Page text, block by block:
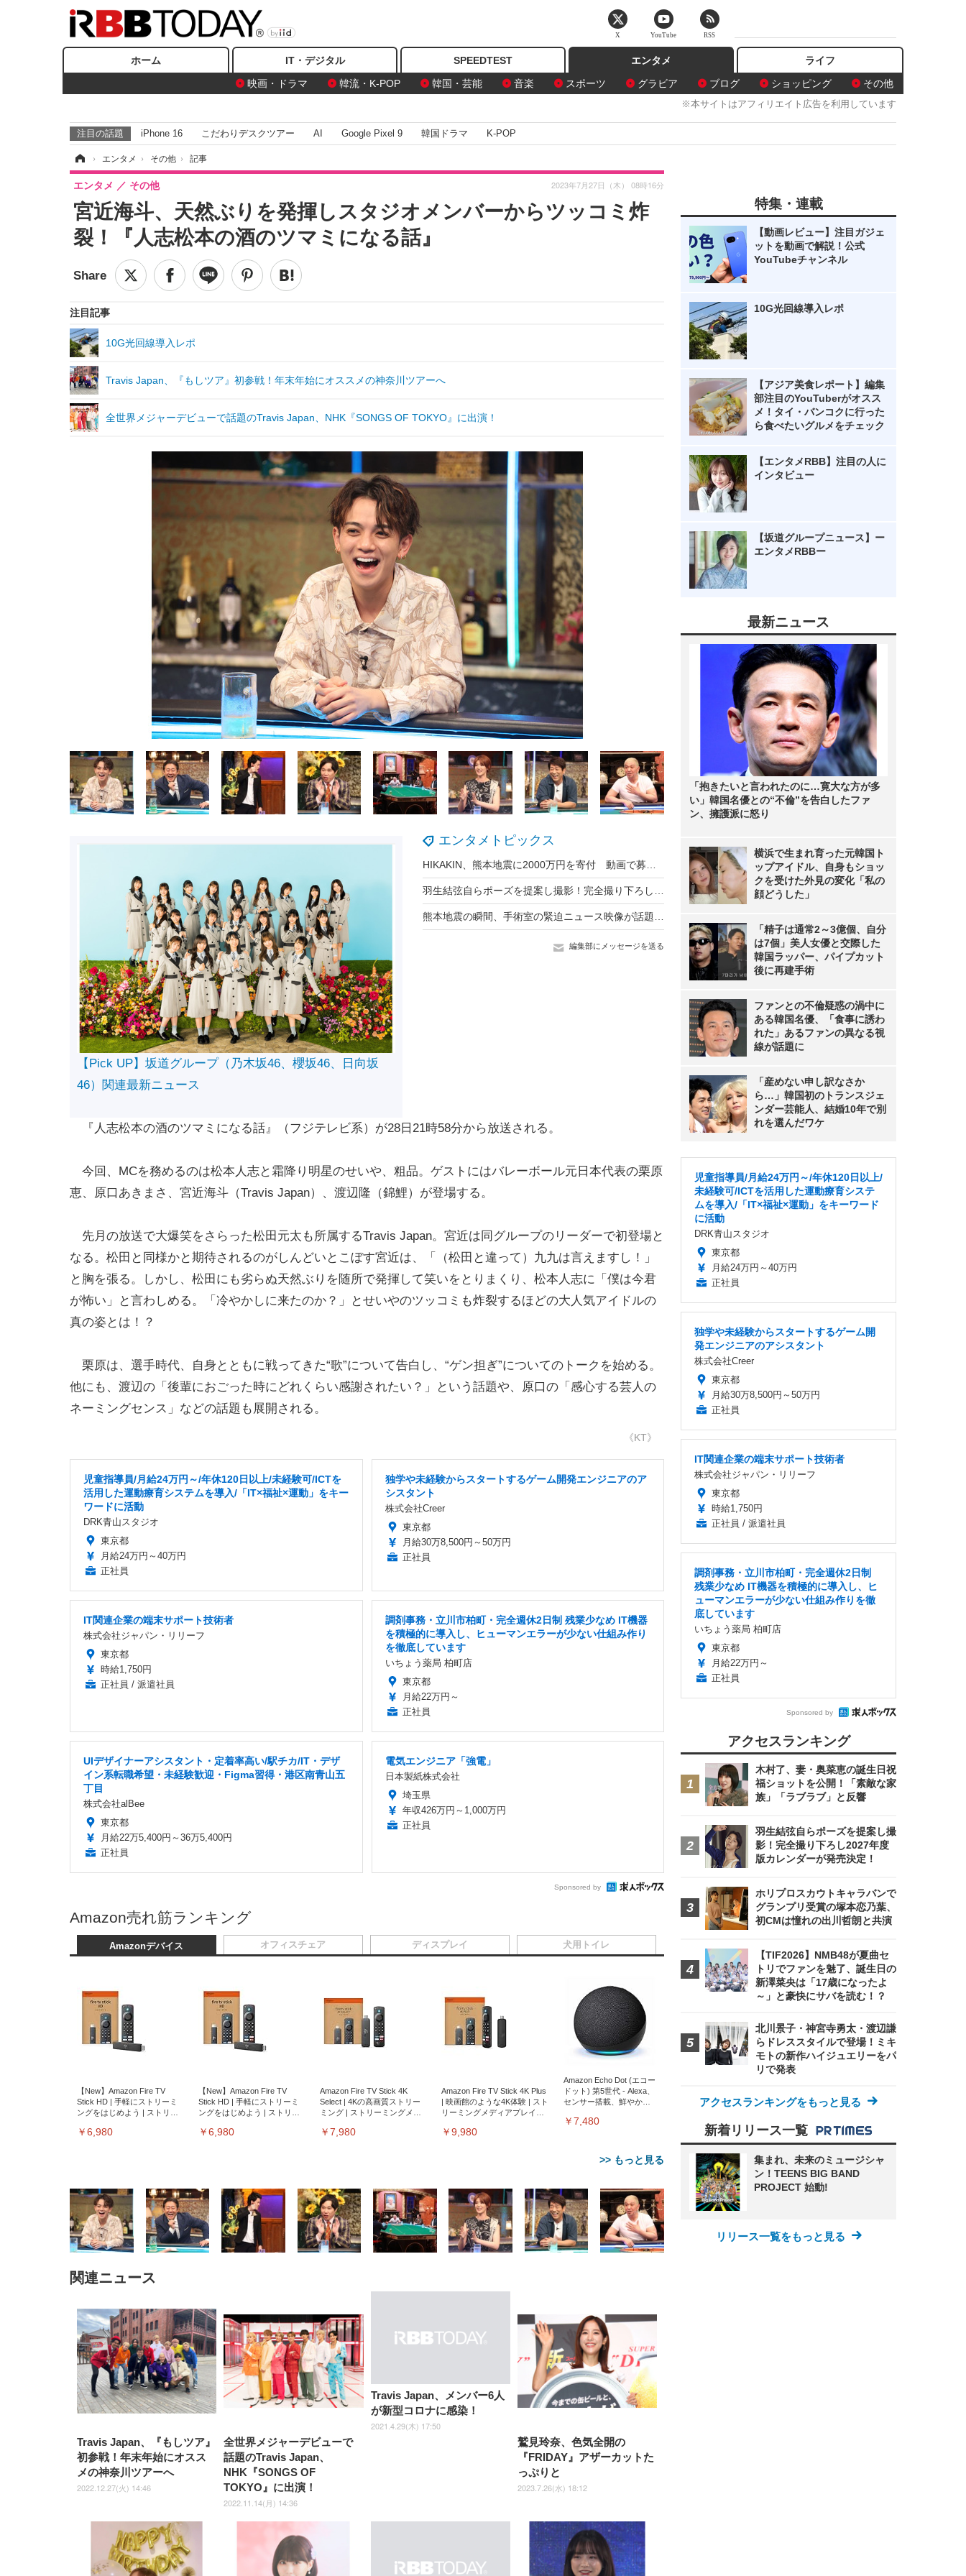
ホーム IT・デジタル SPEEDTEST
エンタメ
映画・ドラマ
韓流・K-POP 韓国・芸能 音楽 スポーツ グラビア ブログ ショッピング その他
ライフ
※本サイトはアフィリエイト広告を利用しています
注目の話題 iPhone 16 こだわりデスクツアー AI Google Pixel 9 韓国ドラマ K-POP
› エンタメ › その他 › 記事
宮近海斗、天然ぶりを発揮しスタジオメンバーからツッコミ炸
裂！『人志松本の酒のツマミになる話』
エンタメ その他 2023年7月27日（木） 08時16分
注目記事
10G光回線導入レポ
Travis Japan、『もしツア』初参戦！年末年始にオススメの神奈川ツアーへ
全世界メジャーデビューで話題のTravis Japan、NHK『SONGS OF TOKYO』に出演！
エンタメトピックス
編集部にメッセージを送る
【Pick UP】坂道グループ（乃木坂46、櫻坂46、日向坂
46）関連最新ニュース
『人志松本の酒のツマミになる話』（フジテレビ系）が28日21時58分から放送される。
今回、MCを務めるのは松本人志と霜降り明星のせいや、粗品。ゲストにはバレーボール元日本代表の栗原
恵、原口あきまさ、宮近海斗（Travis Japan）、渡辺隆（錦鯉）が登場する。
先月の放送で大爆笑をさらった松田元太も所属するTravis Japan。宮近は同グループのリーダーで初登場と
なる。松田と同様かと期待されるのがしんどいとこぼす宮近は、「（松田と違って）九九は言えますし！」
と胸を張る。しかし、松田にも劣らぬ天然ぶりを随所で発揮して笑いをとりまくり、松本人志に「僕は今君
が怖い」と言わしめる。「冷やかしに来たのか？」とせいやのツッコミも炸裂するほどの大人気アイドルの
真の姿とは！？
栗原は、選手時代、自身とともに戦ってきた“歌”について告白し、“ゲン担ぎ”についてのトークを始める。
他にも、渡辺の「後輩におごった時にどれくらい感謝されたい？」という話題や、原口の「感心する芸人の
ネーミングセンス」などの話題も展開される。
《KT》
児童指導員/月給24万円～/年休120日以上/未経験可/ICTを
活用した運動療育システムを導入/「IT×福祉×運動」をキー
ワードに活動
DRK青山スタジオ
東京都
月給24万円～40万円
正社員
独学や未経験からスタートするゲーム開発エンジニアのア
シスタント
株式会社Creer
東京都
月給30万8,500円～50万円
正社員
IT関連企業の端末サポート技術者
株式会社ジャパン・リリーフ
東京都
時給1,750円
正社員 / 派遣社員
調剤事務・立川市柏町・完全週休2日制 残業少なめ IT機器
を積極的に導入し、ヒューマンエラーが少ない仕組み作り
を徹底しています
いちょう薬局 柏町店
東京都
月給22万円～
正社員
UIデザイナーアシスタント・定着率高い/駅チカ/IT・デザ
イン系転職希望・未経験歓迎・Figma習得・港区南青山五
丁目
株式会社alBee
東京都
月給22万5,400円～36万5,400円
正社員
電気エンジニア「強電」
日本製紙株式会社
埼玉県
年収426万円～1,000万円
正社員
Sponsored by
Amazon売れ筋ランキング
Amazonデバイス
【New】Amazon Fire TV
Stick HD | 手軽にストリーミ
ングをはじめよう | ストリー
￥6,980
【New】Amazon Fire TV
Stick HD | 手軽にストリーミ
ングをはじめよう | ストリー
￥6,980
Amazon Fire TV Stick 4K
Select | 4Kの高画質ストリー
ミング | ストリーミングメデ
￥7,980
Amazon Fire TV Stick 4K Plus
| 映画館のような4K体験 | スト
リーミングメディアプレイヤ
￥9,980
Amazon Echo Dot (エコー
ドット) 第5世代 - Alexa、
センサー搭載、鮮やかな
￥7,480
>> もっと見る
オフィスチェア
子 テレワーク 疲れない 跳ね
上げ式アームレスト コンパク
ト 約105度ロッキング pc 事務
椅子 360度回転 座面昇降 強化
ナイロン樹脂ベース 通気性メ
ッシュ 在宅ワーク H-
WY01(黒網+黒枠+黒足)
￥5,699
／デスクチェア メッシュチェ
ア 人間工学 疲れない ブラッ
ク
￥27,999
チェア 疲れない テレワーク
チェア 強化バックレスト 30
度ロッキング機能 人間工学 椅
子 腰サポート 90度跳ね上げ
式アームレスト 3Dヘッドレス
ト ハンガー付き 高反発クッシ
ョン PCチェア 通気性メッシ
ュ ゲーミング/勉強/事務用 お
しゃれ パソコンチェア (ブラ
ック)
￥7,680
チェア 疲れない テレワーク
チェア 強化バックレスト 30度
ロッキング機能 人間工学 椅子
腰サポート 90度跳ね上げ式ア
ームレスト 3Dヘッドレスト
ハンガー付き 高反発クッショ
ン PCチェア 通気性メッシュ
ゲーミング/勉強/事務用 おし
ゃれ パソコンチェア (ホワイ
ト)
￥7,680
ッシュ 通気性 ランバーサ
ポート付き 腰サポート ガ
ス圧無段階昇降 360度回
転 キャスター付き コンパ
クト 幅52×奥行58.5×高さ
84～96cm テレワーク 在
宅勤務 ブラック
￥4,139
ディスプレイ
EV3240X-WT | 31.5型4K
UHD・USB Type-C・ホワイ
ト
￥105,595
EV2740X-WT | 27.0型4K
UHD・USB Type-C・ホワイ
ト
￥109,572
ク付き（CFI-ZDM1J）
￥49,979
【整備済み品】Dell
沢 HDMI/DisplayPort/VGA
スピーカー内蔵 高さ調整 ス
￥15,800
Gaming Monitor 24” Essential ゲ
ーミングモニター QD 24.5インチ
1ms FHD 量子ドット 残像低減 (3
年保証 | 輝点保証 | 日本メーカー)
￥34,980
犬用トイレ
ーツ 薄型 レギュラー 1回使い
捨て 無香料 ホワイト 300枚
￥3,373
ーツ 厚型 ワイド 42枚x2袋(84
枚) ホワイト(吸収面:ライトブ
ルー)
￥3,234
ツ L 中型犬用 26枚入り 単品
￥1,800
ック) 【Amazon.co.jp限定】
Smart Basic アイリスオーヤマ
ペットシーツ 超厚型 お徳用
ワイド 100枚入 (x 1) (ケース
￥3,670
ュラー 200枚入
【Amazon.co.jp限定】
￥3,731
関連ニュース
Travis Japan、『もしツア』
初参戦！年末年始にオスス
メの神奈川ツアーへ
2022.12.27(火) 14:46
全世界メジャーデビューで
話題のTravis Japan、
NHK『SONGS OF
TOKYO』に出演！
2022.11.14(月) 14:36
Travis Japan、メンバー6人
が新型コロナに感染！
2021.4.29(木) 17:50
鷲見玲奈、色気全開の
『FRIDAY』アザーカットた
っぷりと
2023.7.26(水) 18:12
特集・連載
【動画レビュー】注目ガジェ
ットを動画で解説！公式
YouTubeチャンネル
10G光回線導入レポ
【アジア美食レポート】編集
部注目のYouTuberがオスス
メ！タイ・バンコクに行った
ら食べたいグルメをチェック
【エンタメRBB】注目の人に
インタビュー
【坂道グループニュース】ー
エンタメRBBー
最新ニュース
「抱きたいと言われたのに…寛大な方が多
い」韓国名優との“不倫”を告白したファ
ン、擁護派に怒り
横浜で生まれ育った元韓国ト
ップアイドル、自身もショッ
クを受けた外見の変化「私の
顔どうした」
「精子は通常2～3億個、自分
は7個」美人女優と交際した
韓国ラッパー、パイプカット
後に再建手術
ファンとの不倫疑惑の渦中に
ある韓国名優、「食事に誘わ
れた」あるファンの異なる視
線が話題に
「産めない申し訳なさか
ら…」韓国初のトランスジェ
ンダー芸能人、結婚10年で別
れを選んだワケ
児童指導員/月給24万円～/年休120日以上/
未経験可/ICTを活用した運動療育システ
ムを導入/「IT×福祉×運動」をキーワード
に活動
DRK青山スタジオ
東京都
月給24万円～40万円
正社員
独学や未経験からスタートするゲーム開
発エンジニアのアシスタント
株式会社Creer
東京都
月給30万8,500円～50万円
正社員
IT関連企業の端末サポート技術者
株式会社ジャパン・リリーフ
東京都
時給1,750円
正社員 / 派遣社員
調剤事務・立川市柏町・完全週休2日制
残業少なめ IT機器を積極的に導入し、ヒ
ューマンエラーが少ない仕組み作りを徹
底しています
いちょう薬局 柏町店
東京都
月給22万円～
正社員
Sponsored by
アクセスランキング
木村了、妻・奥菜恵の誕生日祝
福ショットを公開！「素敵な家
族」「ラブラブ」と反響
羽生結弦自らポーズを提案し撮
影！完全撮り下ろし2027年度
版カレンダーが発売決定！
ホリプロスカウトキャラバンで
グランプリ受賞の塚本恋乃葉、
初CMは憧れの出川哲朗と共演
【TIF2026】NMB48が夏曲セ
トリでファンを魅了、誕生日の
新澤菜央は「17歳になったよ
～」と豪快にサバを読む！？
北川景子・神宮寺勇太・渡辺謙
らドレススタイルで登場！ミキ
モトの新作ハイジュエリーをパ
リで発表
アクセスランキングをもっと見る
新着リリース一覧
集まれ、未来のミュージシャ
ン！TEENS BIG BAND
PROJECT 始動!
リリース一覧をもっと見る
X YouTube RSS